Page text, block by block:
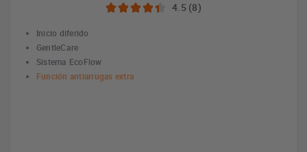
4.5 (8)
Inicio diferido
GentleCare
Sistema EcoFlow
Función antiarrugas extra